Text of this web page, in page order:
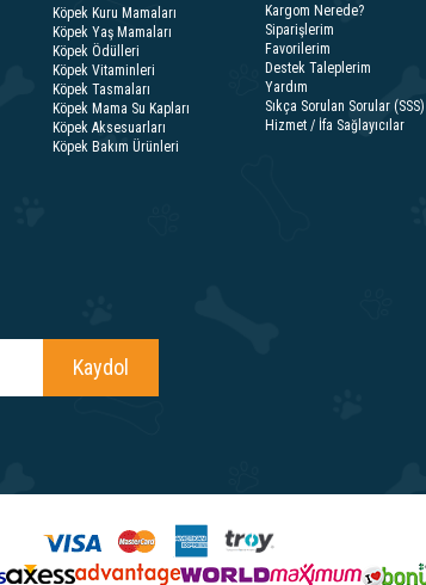
Köpek Kuru Mamaları
Köpek Yaş Mamaları
Köpek Ödülleri
Köpek Vitaminleri
Köpek Tasmaları
Köpek Mama Su Kapları
Köpek Aksesuarları
Köpek Bakım Ürünleri
Kargom Nerede?
Siparişlerim
Favorilerim
Destek Taleplerim
Yardım
Sıkça Sorulan Sorular (SSS)
Hizmet / İfa Sağlayıcılar
Kaydol